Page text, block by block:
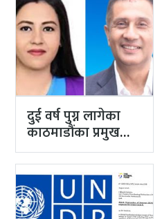
दुई वर्ष पुग्न लागेका
काठमाडौंका प्रमुख
प्रशासकीय अधिकृत
गुरागाईं अवकाशमा,…